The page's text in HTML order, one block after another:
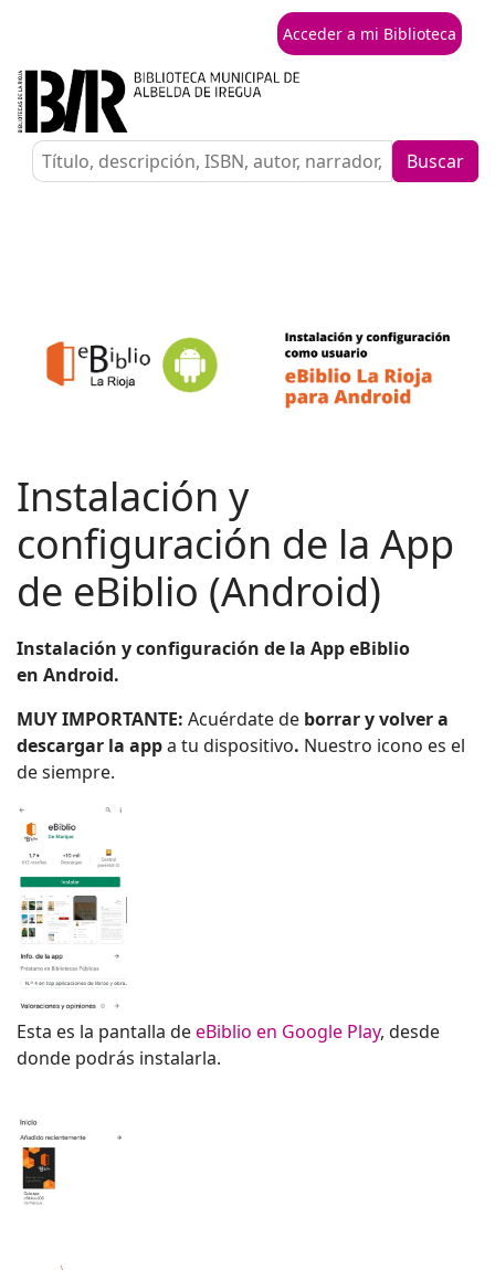
Acceder a mi Biblioteca
Buscar
Instalación y
configuración de la App
de eBiblio (Android)
Instalación y configuración de la App eBiblio
en Android.
MUY IMPORTANTE: Acuérdate de borrar y volver a
descargar la appa tu dispositivo. Nuestro icono es el
de siempre.
Esta es la pantalla deeBiblio en Google Play, desde
donde podrás instalarla.